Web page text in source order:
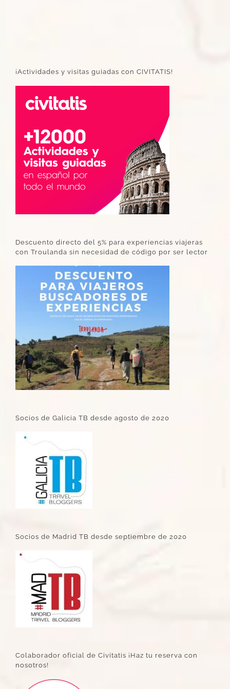
¡Actividades y visitas guiadas con CIVITATIS!
Descuento directo del 5% para experiencias viajeras
con Troulanda sin necesidad de código por ser lector
Socios de Galicia TB desde agosto de 2020
Socios de Madrid TB desde septiembre de 2020
Colaborador oficial de Civitatis ¡Haz tu reserva con
nosotros!